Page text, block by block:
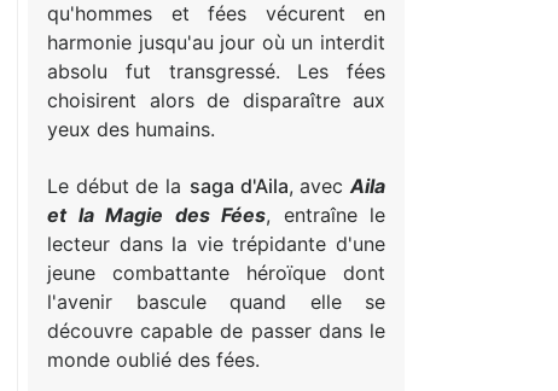
qu'hommes et fées vécurent en
harmonie jusqu'au jour où un interdit
absolu fut transgressé. Les fées
choisirent alors de disparaître aux
yeux des humains.
Le début de la saga d'Aila, avecAila
et la Magie des Fées, entraîne le
lecteur dans la vie trépidante d'une
jeune combattante héroïque dont
l'avenir bascule quand elle se
découvre capable de passer dans le
monde oublié des fées.